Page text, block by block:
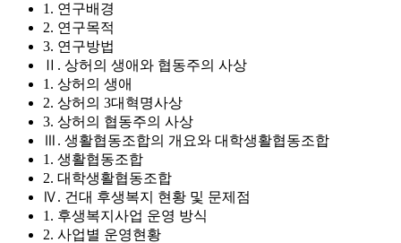
1. 연구배경
2. 연구목적
3. 연구방법
Ⅱ. 상허의 생애와 협동주의 사상
1. 상허의 생애
2. 상허의 3대혁명사상
3. 상허의 협동주의 사상
Ⅲ. 생활협동조합의 개요와 대학생활협동조합
1. 생활협동조합
2. 대학생활협동조합
Ⅳ. 건대 후생복지 현황 및 문제점
1. 후생복지사업 운영 방식
2. 사업별 운영현황